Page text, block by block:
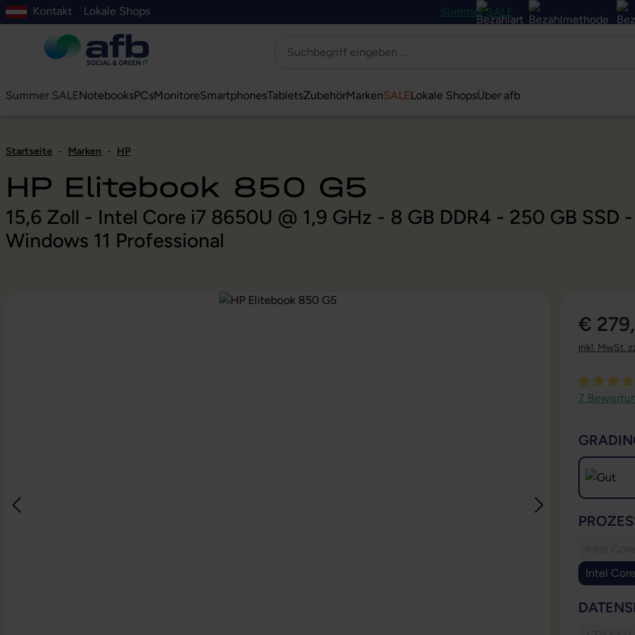
springen
Suche springen
Zur Hauptnavigation springen
Zur Navigation der B2B-Plattform springen
Kontakt Lokale Shops Summer SALE
Summer SALENotebooksPCsMonitoreSmartphonesTabletsZubehörMarkenSALELokale ShopsÜber afb
Startseite - Marken - HP
HP Elitebook 850 G5
15,6 Zoll - Intel Core i7 8650U @ 1,9 GHz - 8 GB DDR4 - 250 GB SSD
Windows 11 Professional
€
inkl. MwSt.
7
Intel